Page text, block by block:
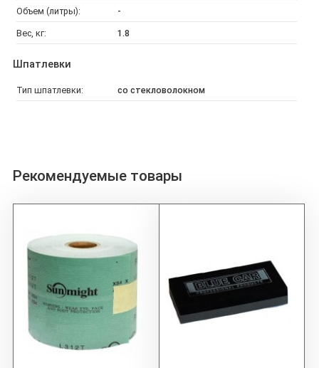
Объем (литры): -
Вес, кг: 1.8
Шпатлевки
Тип шпатлевки: со стекловолокном
Рекомендуемые товары